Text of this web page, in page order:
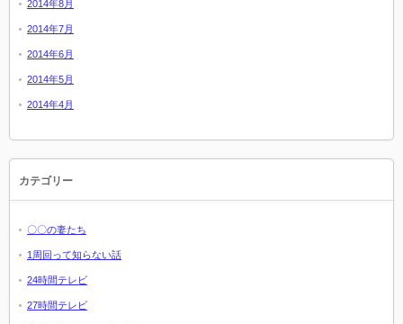
2014年8月
2014年7月
2014年6月
2014年5月
2014年4月
カテゴリー
〇〇の妻たち
1周回って知らない話
24時間テレビ
27時間テレビ